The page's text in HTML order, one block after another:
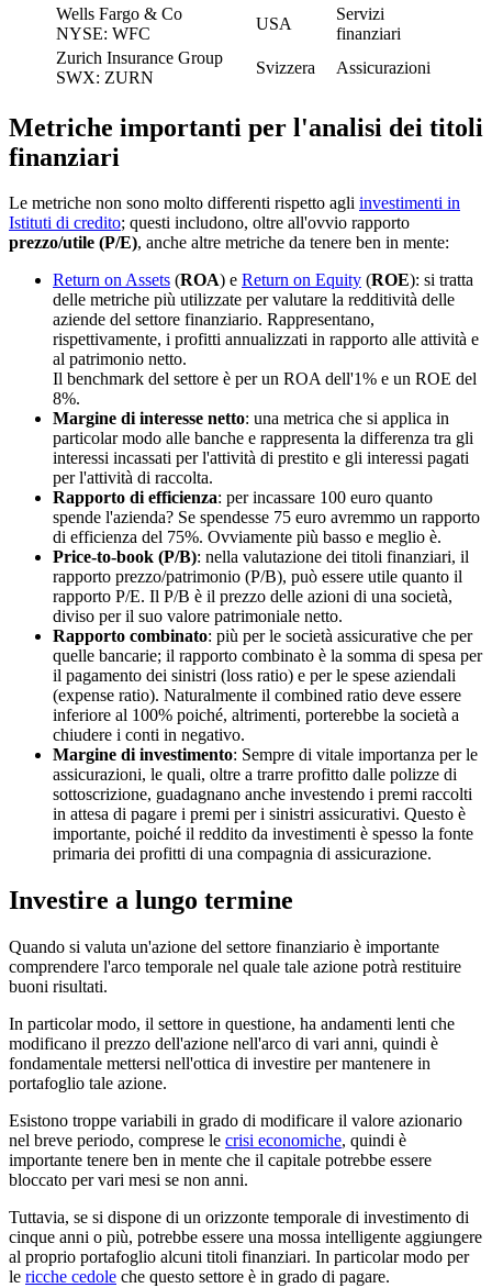
Wells Fargo & Co
NYSE: WFC
USA
Servizi
finanziari
Zurich Insurance Group
SWX: ZURN
Svizzera Assicurazioni
Metriche importanti per l'analisi dei titoli
finanziari
Le metriche non sono molto differenti rispetto agli investimenti in
Istituti di credito; questi includono, oltre all'ovvio rapporto
prezzo/utile (P/E), anche altre metriche da tenere ben in mente:
Return on Assets (ROA) e Return on Equity (ROE): si tratta
delle metriche più utilizzate per valutare la redditività delle
aziende del settore finanziario. Rappresentano,
rispettivamente, i profitti annualizzati in rapporto alle attività e
al patrimonio netto.
Il benchmark del settore è per un ROA dell'1% e un ROE del
8%.
Margine di interesse netto: una metrica che si applica in
particolar modo alle banche e rappresenta la differenza tra gli
interessi incassati per l'attività di prestito e gli interessi pagati
per l'attività di raccolta.
Rapporto di efficienza: per incassare 100 euro quanto
spende l'azienda? Se spendesse 75 euro avremmo un rapporto
di efficienza del 75%. Ovviamente più basso e meglio è.
Price-to-book (P/B): nella valutazione dei titoli finanziari, il
rapporto prezzo/patrimonio (P/B), può essere utile quanto il
rapporto P/E. Il P/B è il prezzo delle azioni di una società,
diviso per il suo valore patrimoniale netto.
Rapporto combinato: più per le società assicurative che per
quelle bancarie; il rapporto combinato è la somma di spesa per
il pagamento dei sinistri (loss ratio) e per le spese aziendali
(expense ratio). Naturalmente il combined ratio deve essere
inferiore al 100% poiché, altrimenti, porterebbe la società a
chiudere i conti in negativo.
Margine di investimento: Sempre di vitale importanza per le
assicurazioni, le quali, oltre a trarre profitto dalle polizze di
sottoscrizione, guadagnano anche investendo i premi raccolti
in attesa di pagare i premi per i sinistri assicurativi. Questo è
importante, poiché il reddito da investimenti è spesso la fonte
primaria dei profitti di una compagnia di assicurazione.
Investire a lungo termine
Quando si valuta un'azione del settore finanziario è importante
comprendere l'arco temporale nel quale tale azione potrà restituire
buoni risultati.
In particolar modo, il settore in questione, ha andamenti lenti che
modificano il prezzo dell'azione nell'arco di vari anni, quindi è
fondamentale mettersi nell'ottica di investire per mantenere in
portafoglio tale azione.
Esistono troppe variabili in grado di modificare il valore azionario
nel breve periodo, comprese le crisi economiche, quindi è
importante tenere ben in mente che il capitale potrebbe essere
bloccato per vari mesi se non anni.
Tuttavia, se si dispone di un orizzonte temporale di investimento di
cinque anni o più, potrebbe essere una mossa intelligente aggiungere
al proprio portafoglio alcuni titoli finanziari. In particolar modo per
le ricche cedole che questo settore è in grado di pagare.